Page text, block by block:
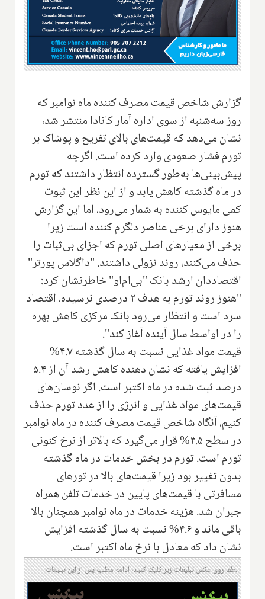
گزارش شاخص قیمت مصرف کننده ماه نوامبر که
روز سه‌شنبه از سوی اداره آمار کانادا منتشر شد،
نشان می‌دهد که قیمت‌های بالای تفریح و پوشاک بر
تورم فشار صعودی وارد کرده است. اگرچه
پیش‌بینی‌ها به‌طور گسترده انتظار داشتند که تورم
در ماه گذشته کاهش یابد و از این نظر این ثبوت
کمی مایوس کننده به شمار می‌رود، اما این گزارش
هنوز دارای برخی عناصر دلگرم کننده است زیرا
برخی از معیارهای اصلی تورم که اجزای بی‌ثبات را
حذف می‌کنند، روند نزولی داشتند. "داگلاس پورتر"
اقتصاددان ارشد بانک "بی‌ام‌او" خاطرنشان کرد:
"هنوز روند تورم به هدف ۲ درصدی نرسیده، اقتصاد
سرد است و انتظار می‌رود بانک مرکزی کاهش بهره
را در اواسط سال آینده آغاز کند".
قیمت مواد غذایی نسبت به سال گذشته ۴.۷%
افزایش یافته که نشان دهنده کاهش رشد آن از ۵.۴
درصد ثبت شده در ماه اکتبر است. اگر نوسان‌های
قیمت‌های مواد غذایی و انرژی را از عدد تورم حذف
کنیم، آنگاه شاخص قیمت مصرف کننده در ماه نوامبر
در سطح ۳.۵% قرار می‌گیرد که بالاتر از نرخ کنونی
تورم است. تورم در بخش خدمات در ماه گذشته
بدون تغییر بود زیرا قیمت‌های بالا در تورهای
مسافرتی با قیمت‌های پایین در خدمات تلفن همراه
جبران شد. هزینه خدمات در ماه نوامبر همچنان بالا
باقی ماند و ۴.۶% نسبت به سال گذشته افزایش
نشان داد که معادل با نرخ ماه اکتبر است.
لطفا روی عکس تبلیغات زیر کلیک کنید؛ ادامه مطلب پس از این تبلیغات